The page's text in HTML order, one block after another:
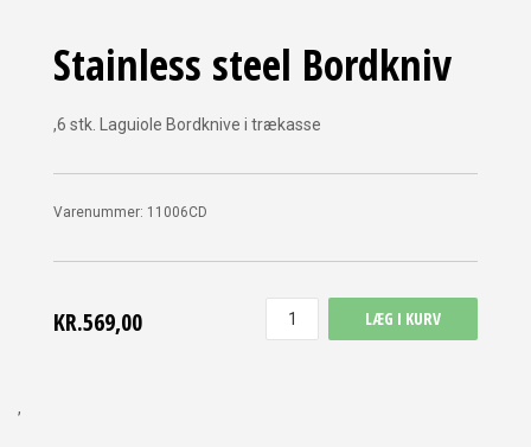
Stainless steel Bordkniv
,6 stk. Laguiole Bordknive i trækasse
Varenummer: 11006CD
KR.569,00 LÆG I KURV
,